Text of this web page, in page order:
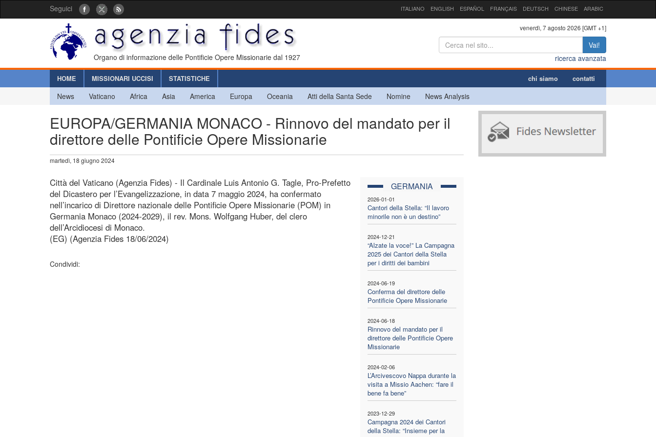
Seguici ITALIANO ENGLISH ESPAÑOL FRANÇAIS DEUTSCH CHINESE ARABIC
Organo di informazione delle Pontificie Opere Missionarie dal 1927
venerdì, 7 agosto 2026 [GMT +1]
Vai!
ricerca avanzata
HOME MISSIONARI UCCISI STATISTICHE chi siamo contatti
News Vaticano Africa Asia America Europa Oceania Atti della Santa Sede Nomine News Analysis
EUROPA/GERMANIA MONACO - Rinnovo del mandato per il
direttore delle Pontificie Opere Missionarie
martedì, 18 giugno 2024
GERMANIA
2026-01-01
Cantori della Stella: “Il lavoro
minorile non è un destino”
2024-12-21
“Alzate la voce!” La Campagna
2025 dei Cantori della Stella
per i diritti dei bambini
2024-06-19
Conferma del direttore delle
Pontificie Opere Missionarie
2024-06-18
Rinnovo del mandato per il
direttore delle Pontificie Opere
Missionarie
2024-02-06
L’Arcivescovo Nappa durante la
visita a Missio Aachen: “fare il
bene fa bene”
2023-12-29
Campagna 2024 dei Cantori
della Stella: “Insieme per la
Città del Vaticano (Agenzia Fides) - Il Cardinale Luis Antonio G. Tagle, Pro-Prefetto
del Dicastero per l’Evangelizzazione, in data 7 maggio 2024, ha confermato
nell’incarico di Direttore nazionale delle Pontificie Opere Missionarie (POM) in
Germania Monaco (2024-2029), il rev. Mons. Wolfgang Huber, del clero
dell’Arcidiocesi di Monaco.
(EG) (Agenzia Fides 18/06/2024)
Condividi: